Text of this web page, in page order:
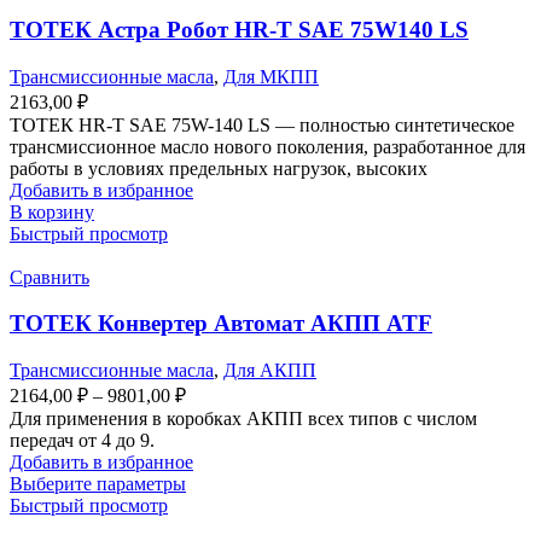
Опции
можно
выбрать
на
товара.
ТОТЕК Астра Робот HR-T SAE 75W140 LS
Трансмиссионные масла, Для МКПП
2163,00 ₽
ТОТЕК HR-T SAE 75W-140 LS — полностью синтетическое
трансмиссионное масло нового поколения, разработанное для
работы в условиях предельных нагрузок, высоких
Добавить в избранное
В корзину
Быстрый просмотр
Сравнить
ТОТЕК Конвертер Автомат АКПП ATF
Трансмиссионные масла, Для АКПП
2164,00 ₽ – 9801,00 ₽Диапазон
цен:
–
9801,00 ₽
Для применения в коробках АКПП всех типов с числом
передач от 4 до 9.
Добавить в избранное
Выберите параметрыЭтот
Быстрый просмотр